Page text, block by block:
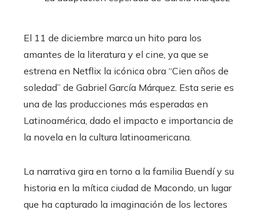
El 11 de diciembre marca un hito para los
amantes de la literatura y el cine, ya que se
estrena en Netflix la icónica obra “Cien años de
soledad” de Gabriel García Márquez. Esta serie es
una de las producciones más esperadas en
Latinoamérica, dado el impacto e importancia de
la novela en la cultura latinoamericana.
La narrativa gira en torno a la familia Buendí y su
historia en la mítica ciudad de Macondo, un lugar
que ha capturado la imaginación de los lectores